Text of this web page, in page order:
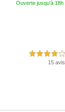
Ouverte jusqu'à 18h
4,0 étoiles sur 5
15 avis